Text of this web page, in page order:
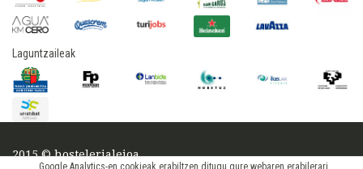
Laguntzaileak
2015 © hostelerialeioa